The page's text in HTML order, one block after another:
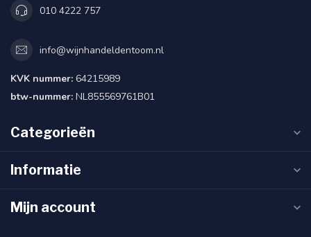
010 4222 757
info@wijnhandeldentoom.nl
KVK nummer: 64215989
btw-nummer: NL855569761B01
Categorieën
Informatie
Mijn account